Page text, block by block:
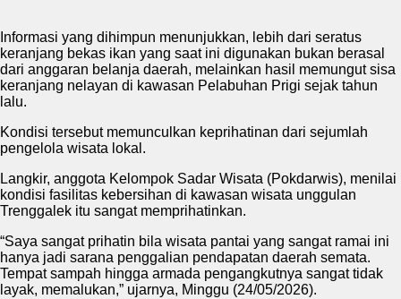
Informasi yang dihimpun menunjukkan, lebih dari seratus
keranjang bekas ikan yang saat ini digunakan bukan berasal
dari anggaran belanja daerah, melainkan hasil memungut sisa
keranjang nelayan di kawasan Pelabuhan Prigi sejak tahun
lalu.
Kondisi tersebut memunculkan keprihatinan dari sejumlah
pengelola wisata lokal.
Langkir, anggota Kelompok Sadar Wisata (Pokdarwis), menilai
kondisi fasilitas kebersihan di kawasan wisata unggulan
Trenggalek itu sangat memprihatinkan.
“Saya sangat prihatin bila wisata pantai yang sangat ramai ini
hanya jadi sarana penggalian pendapatan daerah semata.
Tempat sampah hingga armada pengangkutnya sangat tidak
layak, memalukan,” ujarnya, Minggu (24/05/2026).